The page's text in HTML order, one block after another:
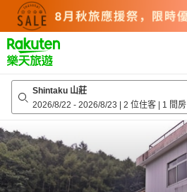
top
page
Shintaku 山莊
2026/8/22 - 2026/8/23 | 2 位住客 | 1 間房